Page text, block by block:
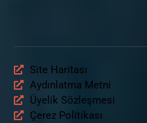
Site Haritası
Aydınlatma Metni
Üyelik Sözleşmesi
Çerez Politikası